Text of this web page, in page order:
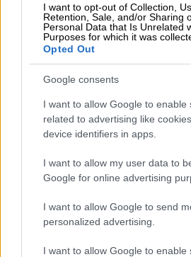
I want to opt-out of Collection,
Retention, Sale, and/or Sharing
Personal Data that Is Unrelated
Purposes for which it was
Opted Out
Google consents
I want to allow Google to enable
related to advertising like
device identifiers in apps.
I want to allow my user data to
Google for online advertising
I want to allow Google to send
personalized advertising.
I want to allow Google to enable
τις «καψούρες» της ζωής
πως έπιασε επ’ αυτοφώρω
πασίγνωστη τραγουδίστρια.